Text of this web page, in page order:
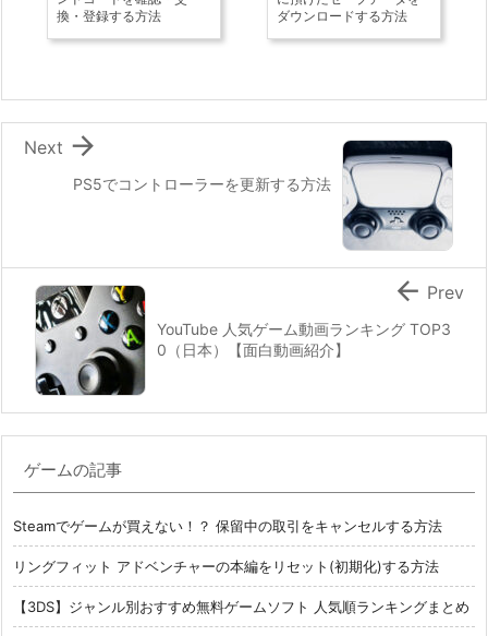
換・登録する方法
ダウンロードする方法
PS5でコントローラーを更新する方法

Next
YouTube 人気ゲーム動画ランキング TOP3
0（日本）【面白動画紹介】
 Prev
ゲームの記事
Steamでゲームが買えない！？ 保留中の取引をキャンセルする方法
リングフィット アドベンチャーの本編をリセット(初期化)する方法
【3DS】ジャンル別おすすめ無料ゲームソフト 人気順ランキングまとめ